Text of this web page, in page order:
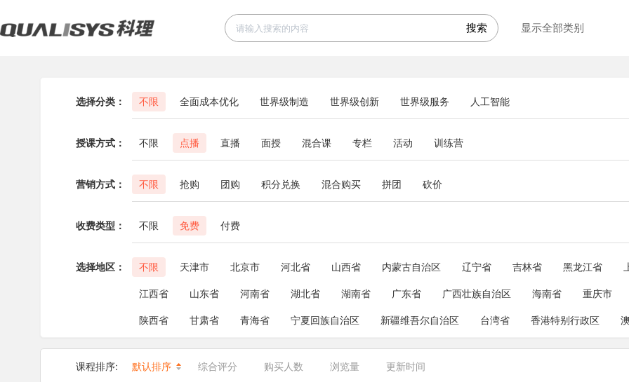
显示全部类别
选择分类： 不限 全面成本优化 世界级制造 世界级创新 世界级服务 人工智能
授课方式： 不限 点播 直播 面授 混合课 专栏 活动 训练营
营销方式： 不限 抢购 团购 积分兑换 混合购买 拼团 砍价
收费类型： 不限 免费 付费
选择地区： 不限 天津市 北京市 河北省 山西省 内蒙古自治区 辽宁省 吉林省 黑龙江省
江西省 山东省 河南省 湖北省 湖南省 广东省 广西壮族自治区 海南省 重庆市
陕西省 甘肃省 青海省 宁夏回族自治区 新疆维吾尔自治区 台湾省 香港特别行政区
课程排序: 默认排序 综合评分 购买人数 浏览量 更新时间